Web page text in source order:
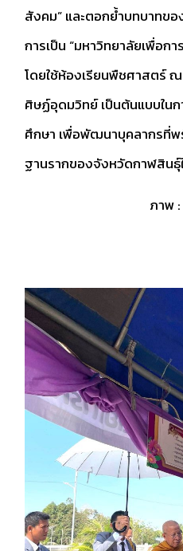
สังคม” และตอกย้ำบทบาทข
การเป็น “มหาวิทยาลัยเพื่อ
โดยใช้ห้องเรียนพืชศาสตร์
ศิษฏ์อุดมวิทย์ เป็นต้นแบบใน
ศึกษา เพื่อพัฒนาบุคลากรที่พ
ฐานรากของจังหวัดกาฬสินธุ์
ภาพ